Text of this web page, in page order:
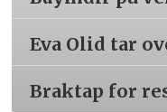
Eva Olid tar
Braktap for